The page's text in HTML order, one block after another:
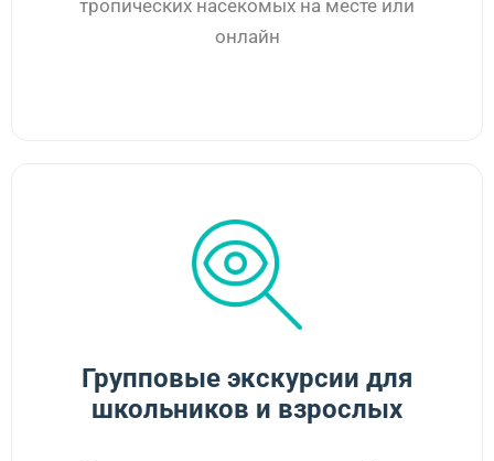
тропических насекомых на месте или
онлайн
Групповые экскурсии для
школьников и взрослых